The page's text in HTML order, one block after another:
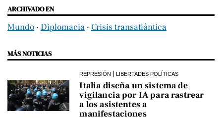
ARCHIVADO EN
Mundo ‧ Diplomacia ‧ Crisis transatlántica
MÁS NOTICIAS
REPRESIÓN LIBERTADES POLÍTICAS
Italia diseña un sistema de
vigilancia por IA para rastrear
a los asistentes a
manifestaciones